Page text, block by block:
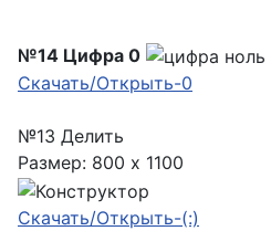
№14 Цифра 0
Скачать/Открыть-0
№13 Делить
Размер: 800 x 1100
Скачать/Открыть-(:)